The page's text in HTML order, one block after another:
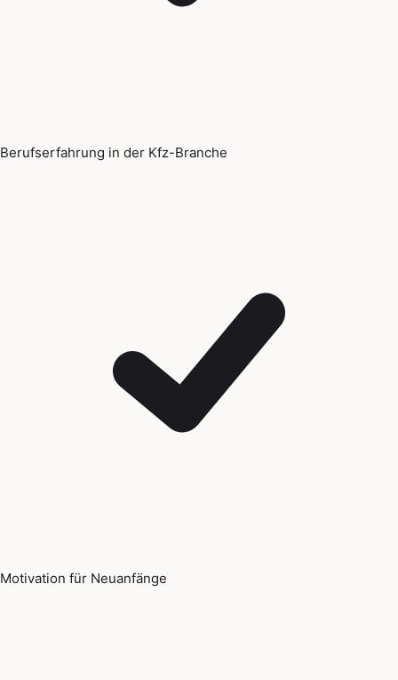
Berufserfahrung in der Kfz-Branche
Motivation für Neuanfänge